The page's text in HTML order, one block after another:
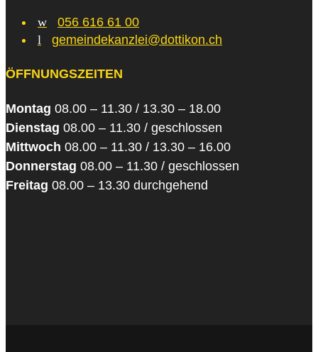
w
056 616 61 00
l
gemeindekanzlei@dottikon.ch
ÖFFNUNGSZEITEN
Montag 08.00 – 11.30 / 13.30 – 18.00
Dienstag 08.00 – 11.30 / geschlossen
Mittwoch 08.00 – 11.30 / 13.30 – 16.00
Donnerstag 08.00 – 11.30 / geschlossen
Freitag 08.00 – 13.30 durchgehend